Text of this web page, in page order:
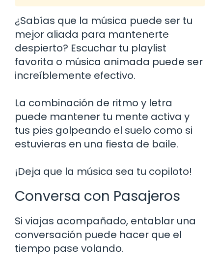
¿Sabías que la música puede ser tu
mejor aliada para mantenerte
despierto? Escuchar tu playlist
favorita o música animada puede ser
increíblemente efectivo.
La combinación de ritmo y letra
puede mantener tu mente activa y
tus pies golpeando el suelo como si
estuvieras en una fiesta de baile.
¡Deja que la música sea tu copiloto!
Conversa con Pasajeros
Si viajas acompañado, entablar una
conversación puede hacer que el
tiempo pase volando.